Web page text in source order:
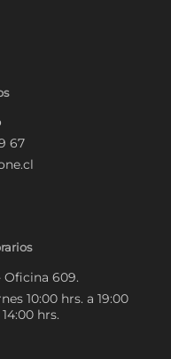
67
Oficina 609.
10:00 hrs. a 19:00
hrs.